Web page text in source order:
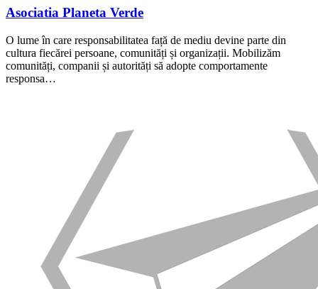
Asociatia Planeta Verde
O lume în care responsabilitatea față de mediu devine parte din
cultura fiecărei persoane, comunități și organizații. Mobilizăm
comunități, companii și autorități să adopte comportamente
responsa…